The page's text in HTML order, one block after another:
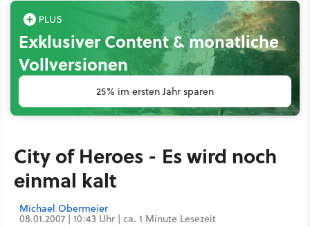
Exklusiver Content & monatliche
Vollversionen
25% im ersten Jahr sparen
City of Heroes - Es wird noch
einmal kalt
Michael Obermeier
08.01.2007 | 10:43 Uhr | ca. 1 Minute Lesezeit